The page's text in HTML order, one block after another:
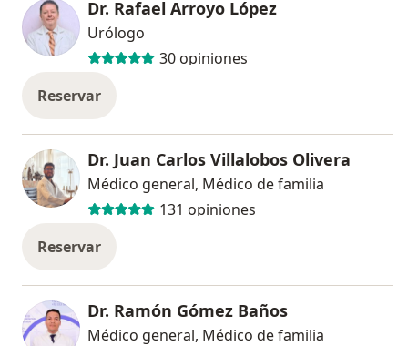
Dr. Rafael Arroyo López
Urólogo
30 opiniones
Reservar
Dr. Juan Carlos Villalobos Olivera
Médico general, Médico de familia
131 opiniones
Reservar
Dr. Ramón Gómez Baños
Médico general, Médico de familia